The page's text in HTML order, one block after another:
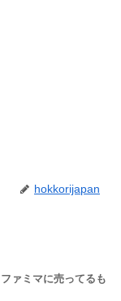
hokkorijapan
ァミマに売ってるも